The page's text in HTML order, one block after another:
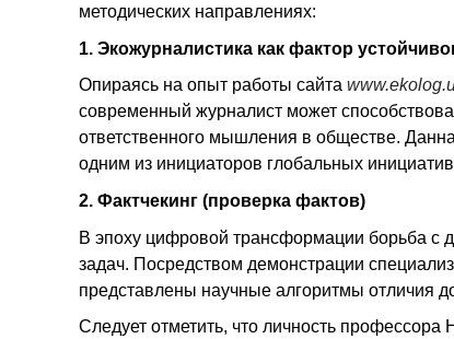
методических направлениях:
1. Экожурналистика как фактор
Опираясь на опыт работы сайта
современный журналист может
ответственного мышления в обществе.
одним из инициаторов глобальных
2. Фактчекинг (проверка фактов)
В эпоху цифровой трансформации борьба
задач. Посредством демонстрации
представлены научные алгоритмы отличия
Следует отметить, что личность